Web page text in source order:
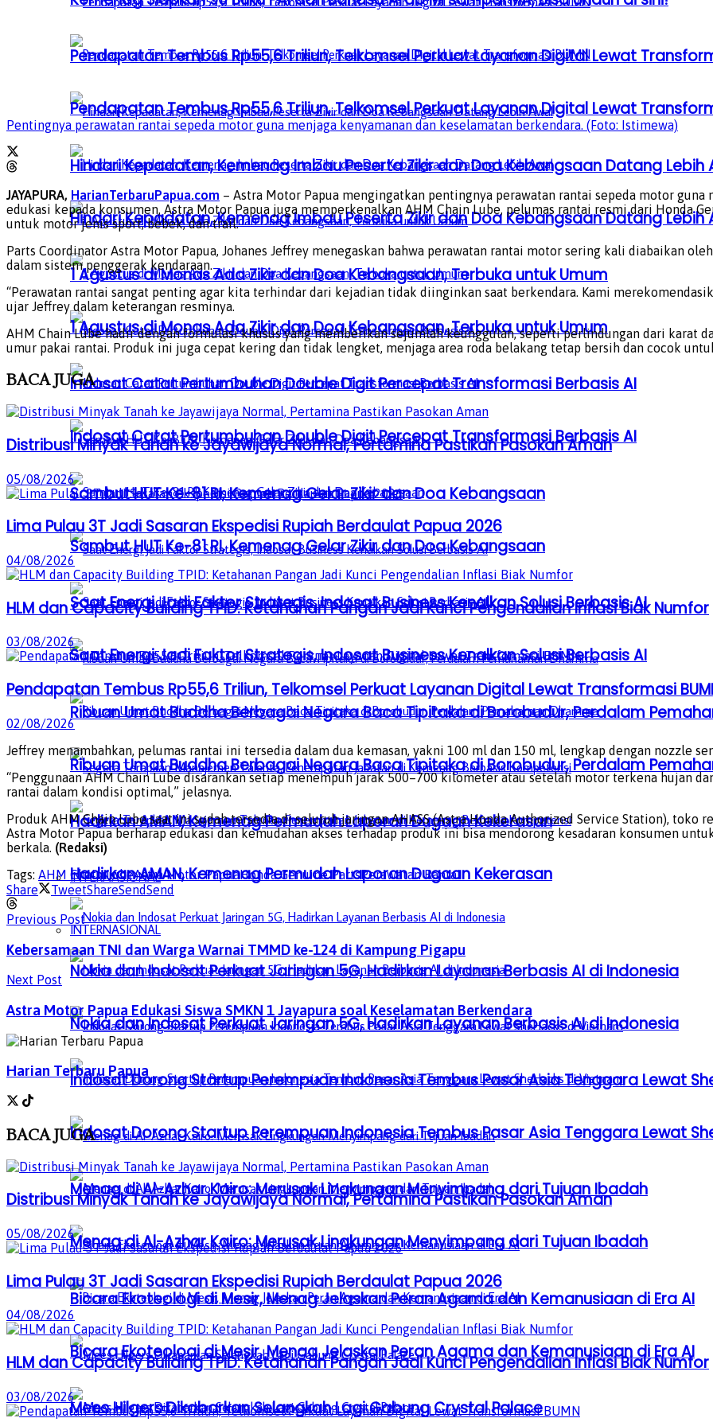
Pendapatan Tembus Rp55,6 Triliun, Telkomsel Perkuat Layanan Digital Lewat
Hindari Kepadatan, Kemenag Imbau Peserta Zikir dan Doa Kebangsaan Datang Lebih
1 Agustus di Monas Ada Zikir dan Doa Kebangsaan, Terbuka untuk Umum
Indosat Catat Pertumbuhan Double Digit Percepat Transformasi Berbasis AI
Sambut HUT Ke-81 RI, Kemenag Gelar Zikir dan Doa Kebangsaan
Saat Energi Jadi Faktor Strategis, Indosat Business Kenalkan Solusi Berbasis AI
Ribuan Umat Buddha Berbagai Negara Baca Tipitaka di Borobudur, Perdalam
Hadirkan AMAN, Kemenag Permudah Laporan Dugaan Kekerasan
INTERNASIONAL
Nokia dan Indosat Perkuat Jaringan 5G, Hadirkan Layanan Berbasis AI di Indonesia
Indosat Dorong Startup Perempuan Indonesia Tembus Pasar Asia Tenggara Lewat
Menag di Al-Azhar Kairo: Merusak Lingkungan Menyimpang dari Tujuan Ibadah
Bicara Ekoteologi di Mesir, Menag Jelaskan Peran Agama dan Kemanusiaan di Era AI
Mees Hilgers Dikabarkan Selangkah Lagi Gabung Crystal Palace
Pendapatan Tembus Rp55,6 Triliun, Telkomsel Perkuat Layanan Digital Lewat
Hindari Kepadatan, Kemenag Imbau Peserta Zikir dan Doa Kebangsaan Datang Lebih
1 Agustus di Monas Ada Zikir dan Doa Kebangsaan, Terbuka untuk Umum
Indosat Catat Pertumbuhan Double Digit Percepat Transformasi Berbasis AI
Sambut HUT Ke-81 RI, Kemenag Gelar Zikir dan Doa Kebangsaan
Saat Energi Jadi Faktor Strategis, Indosat Business Kenalkan Solusi Berbasis AI
Ribuan Umat Buddha Berbagai Negara Baca Tipitaka di Borobudur, Perdalam
Hadirkan AMAN, Kemenag Permudah Laporan Dugaan Kekerasan
INTERNASIONAL
Nokia dan Indosat Perkuat Jaringan 5G, Hadirkan Layanan Berbasis AI di Indonesia
Indosat Dorong Startup Perempuan Indonesia Tembus Pasar Asia Tenggara Lewat
Menag di Al-Azhar Kairo: Merusak Lingkungan Menyimpang dari Tujuan Ibadah
Bicara Ekoteologi di Mesir, Menag Jelaskan Peran Agama dan Kemanusiaan di Era AI
Pentingnya perawatan rantai sepeda motor guna menjaga kenyamanan dan keselamatan berkendara. (Foto: Istimewa)
JAYAPURA, HarianTerbaruPapua.com – Astra Motor Papua mengingatkan pentingnya perawatan rantai sepeda motor
edukasi kepada konsumen, Astra Motor Papua juga memperkenalkan AHM Chain Lube, pelumas rantai resmi dari Honda
untuk motor jenis sport, bebek, dan trail.
Parts Coordinator Astra Motor Papua, Johanes Jeffrey menegaskan bahwa perawatan rantai motor sering kali diabaikan
dalam sistem penggerak kendaraan.
“Perawatan rantai sangat penting agar kita terhindar dari kejadian tidak diinginkan saat berkendara. Kami
ujar Jeffrey dalam keterangan resminya.
AHM Chain Lube hadir dengan formulasi khusus yang memberikan sejumlah keunggulan, seperti perlindungan dari karat
umur pakai rantai. Produk ini juga cepat kering dan tidak lengket, menjaga area roda belakang tetap bersih dan cocok
BACAJUGA
Distribusi Minyak Tanah ke Jayawijaya Normal, Pertamina Pastikan Pasokan Aman
05/08/2026
Lima Pulau 3T Jadi Sasaran Ekspedisi Rupiah Berdaulat Papua 2026
04/08/2026
HLM dan Capacity Building TPID: Ketahanan Pangan Jadi Kunci Pengendalian Inflasi Biak Numfor
03/08/2026
Pendapatan Tembus Rp55,6 Triliun, Telkomsel Perkuat Layanan Digital Lewat Transformasi
02/08/2026
Jeffrey menambahkan, pelumas rantai ini tersedia dalam dua kemasan, yakni 100 ml dan 150 ml, lengkap dengan nozzle
“Penggunaan AHM Chain Lube disarankan setiap menempuh jarak 500–700 kilometer atau setelah motor terkena hujan
rantai dalam kondisi optimal,” jelasnya.
Produk AHM Chain Lube saat ini sudah tersedia di seluruh jaringan AHASS (Astra Honda Authorized Service Station),
Astra Motor Papua berharap edukasi dan kemudahan akses terhadap produk ini bisa mendorong kesadaran konsumen
berkala. (Redaksi)
Tags: AHM Chain LubeAstra Motor PapuaHonda Genuine PartsPerawatan Rantai
Share
TweetShareSendSend
Previous Post
Kebersamaan TNI dan Warga Warnai TMMD ke-124 di Kampung Pigapu
Next Post
Astra Motor Papua Edukasi Siswa SMKN 1 Jayapura soal Keselamatan Berkendara
Harian Terbaru Papua
BACAJUGA
Distribusi Minyak Tanah ke Jayawijaya Normal, Pertamina Pastikan Pasokan Aman
05/08/2026
Lima Pulau 3T Jadi Sasaran Ekspedisi Rupiah Berdaulat Papua 2026
04/08/2026
HLM dan Capacity Building TPID: Ketahanan Pangan Jadi Kunci Pengendalian Inflasi Biak Numfor
03/08/2026